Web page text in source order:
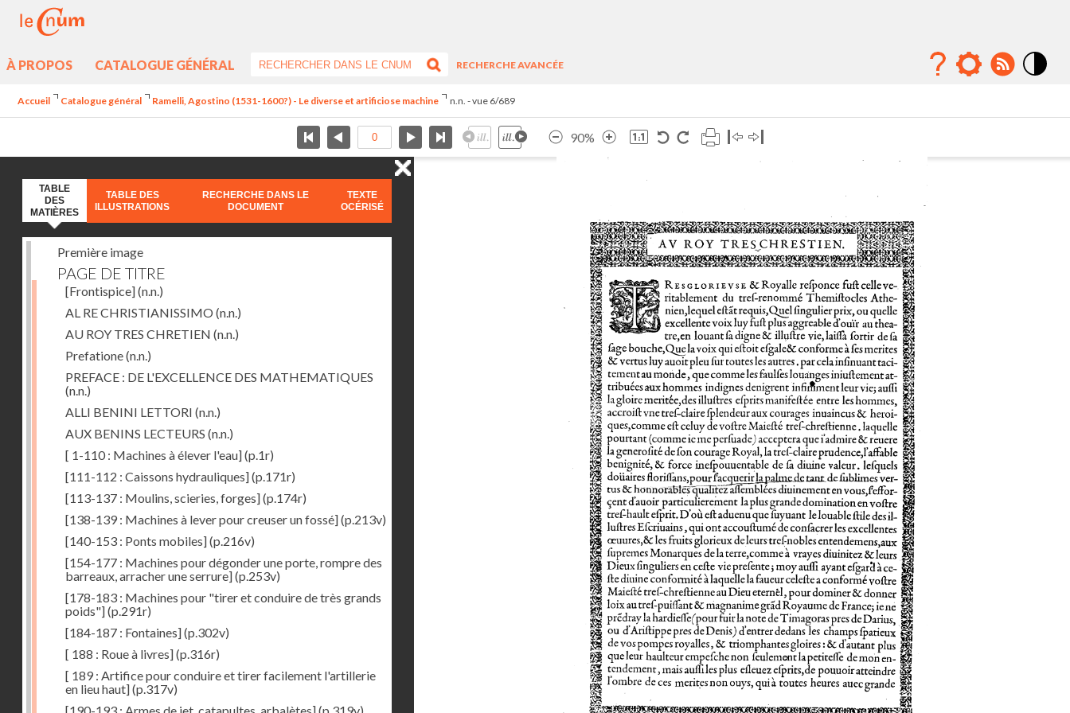
À PROPOS CATALOGUE GÉNÉRAL
RECHERCHE AVANCÉE
Accueil Catalogue général Ramelli, Agostino (1531-1600?) - Le diverse et artificiose machine n.n. - vue 6/689
90%
TABLE
DES
MATIÈRES
TABLE DES
ILLUSTRATIONS
RECHERCHE DANS LE
DOCUMENT
TEXTE
OCÉRISÉ
Première image
PAGE DE TITRE
[Frontispice](n.n.)
AL RE CHRISTIANISSIMO (n.n.)
AU ROY TRES CHRETIEN (n.n.)
Prefatione(n.n.)
PREFACE : DE L'EXCELLENCE DES MATHEMATIQUES
(n.n.)
ALLI BENINI LETTORI (n.n.)
AUX BENINS LECTEURS (n.n.)
[ 1-110 : Machines à élever l'eau](p.1r)
[111-112 : Caissons hydrauliques](p.171r)
[113-137 : Moulins, scieries, forges](p.174r)
[138-139 : Machines à lever pour creuser un fossé](p.213v)
[140-153 : Ponts mobiles](p.216v)
[154-177 : Machines pour dégonder une porte, rompre des
barreaux, arracher une serrure](p.253v)
[178-183 : Machines pour "tirer et conduire de très grands
poids"](p.291r)
[184-187 : Fontaines](p.302v)
[ 188 : Roue à livres](p.316r)
[ 189 : Artifice pour conduire et tirer facilement l'artillerie
en lieu haut](p.317v)